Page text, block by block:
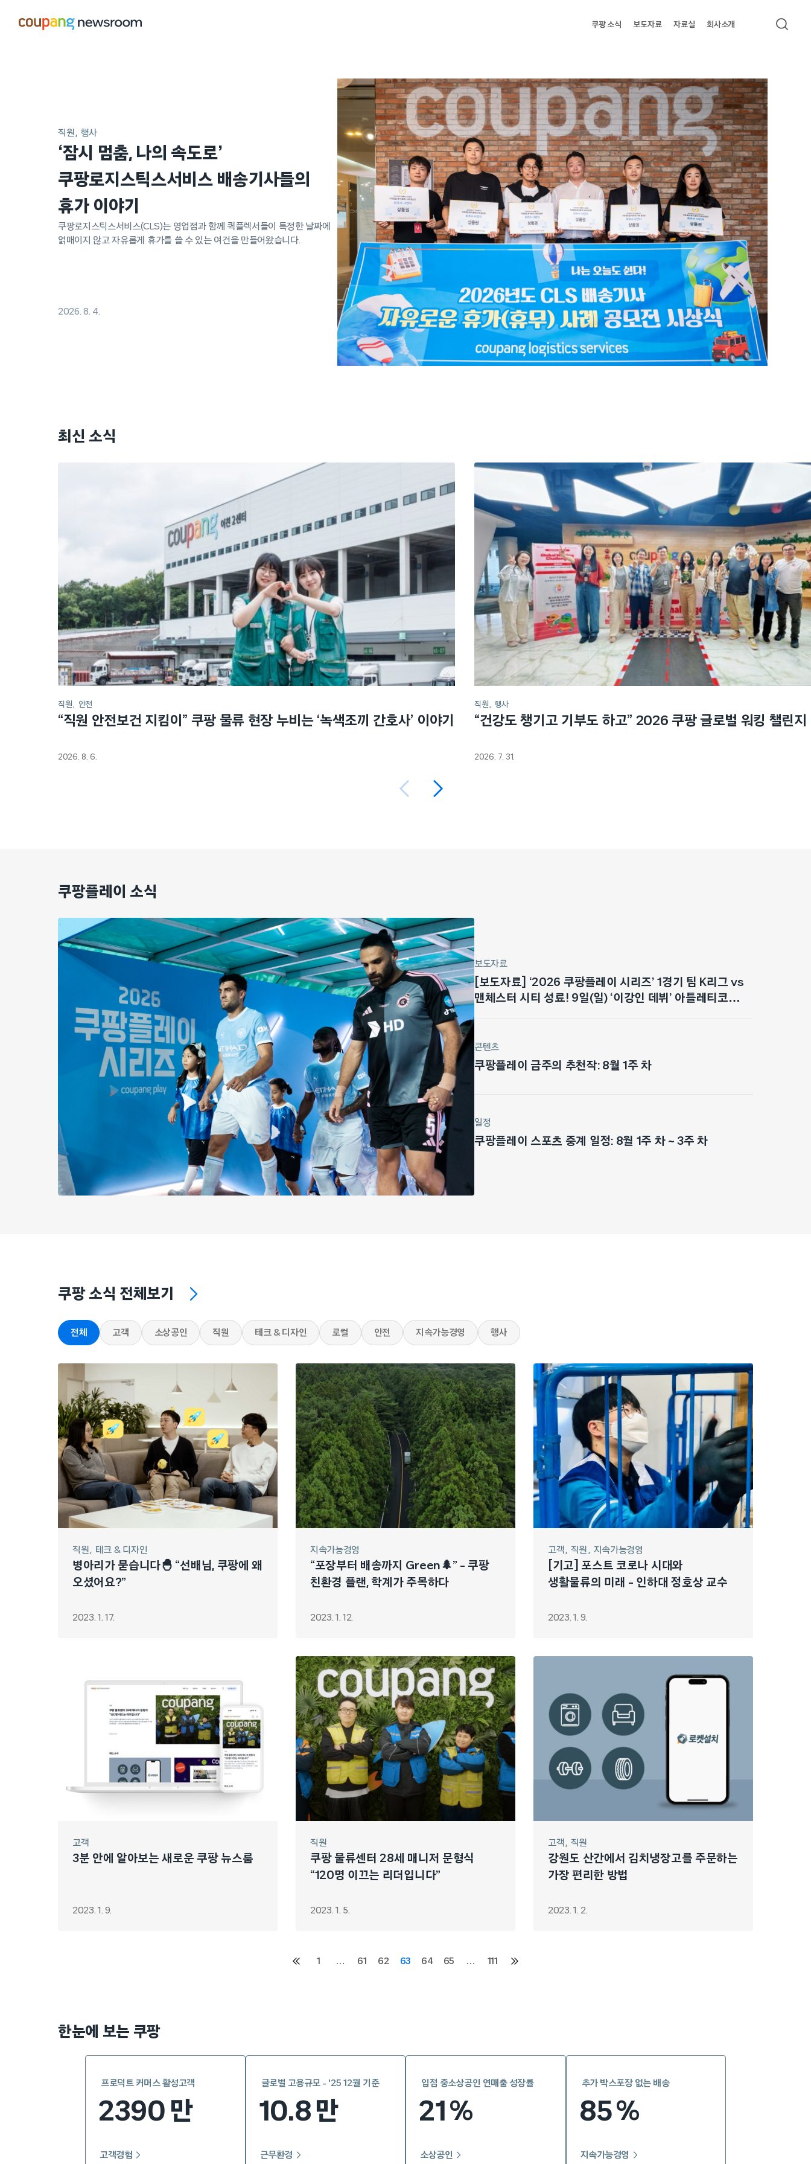
쿠팡 소식 보도자료 자료실 회사소개 검색
직원 행사
‘잠시 멈춤, 나의 속도로’
쿠팡로지스틱스서비스 배송기사들의
휴가 이야기
쿠팡로지스틱스서비스(CLS)는 영업점과 함께 퀵플렉서들이 특정한 날짜에
얽매이지 않고 자유롭게 휴가를 쓸 수 있는 여건을 만들어왔습니다.
2026. 8. 4.
최신 소식
직원 안전
“직원 안전보건 지킴이” 쿠팡 물류 현장 누비는 ‘녹색조끼 간호사’ 이야기
2026. 8. 6.
직원 행사
“건강도 챙기고 기부도 하고” 2026 쿠팡 글로벌 워킹 챌린지
2026. 7. 31.
쿠팡플레이 소식
보도자료
[보도자료] ‘2026 쿠팡플레이 시리즈’ 1경기 팀 K리그 vs
맨체스터 시티 성료! 9일(일) ‘이강인 데뷔’ 아틀레티코
콘텐츠
쿠팡플레이 금주의 추천작: 8월 1주 차
일정
쿠팡플레이 스포츠 중계 일정: 8월 1주 차 ~ 3주 차
쿠팡 소식 전체보기
전체 고객 소상공인 직원 테크 & 디자인 로컬 안전 지속가능경영 행사
직원 테크 & 디자인
병아리가 묻습니다🐣 “선배님, 쿠팡에 왜
오셨어요?”
2023. 1. 17.
지속가능경영
“포장부터 배송까지 Green🌲” – 쿠팡
친환경 플랜, 학계가 주목하다
2023. 1. 12.
고객 직원 지속가능경영
[기고] 포스트 코로나 시대와
생활물류의 미래 – 인하대 정호상 교수
2023. 1. 9.
고객
3분 안에 알아보는 새로운 쿠팡 뉴스룸
2023. 1. 9.
직원
쿠팡 물류센터 28세 매니저 문형식
“120명 이끄는 리더입니다”
2023. 1. 5.
고객 직원
강원도 산간에서 김치냉장고를 주문하는
가장 편리한 방법
2023. 1. 2.
이전
1 … 61 62 63 64 65 … 111
다음
한눈에 보는 쿠팡
프로덕트 커머스 활성고객
2390 만
고객경험
글로벌 고용규모 - '25 12월 기준
10.8 만
근무환경
입점 중소상공인 연매출 성장률
21 %
소상공인
추가 박스포장 없는 배송
85%
지속가능경영